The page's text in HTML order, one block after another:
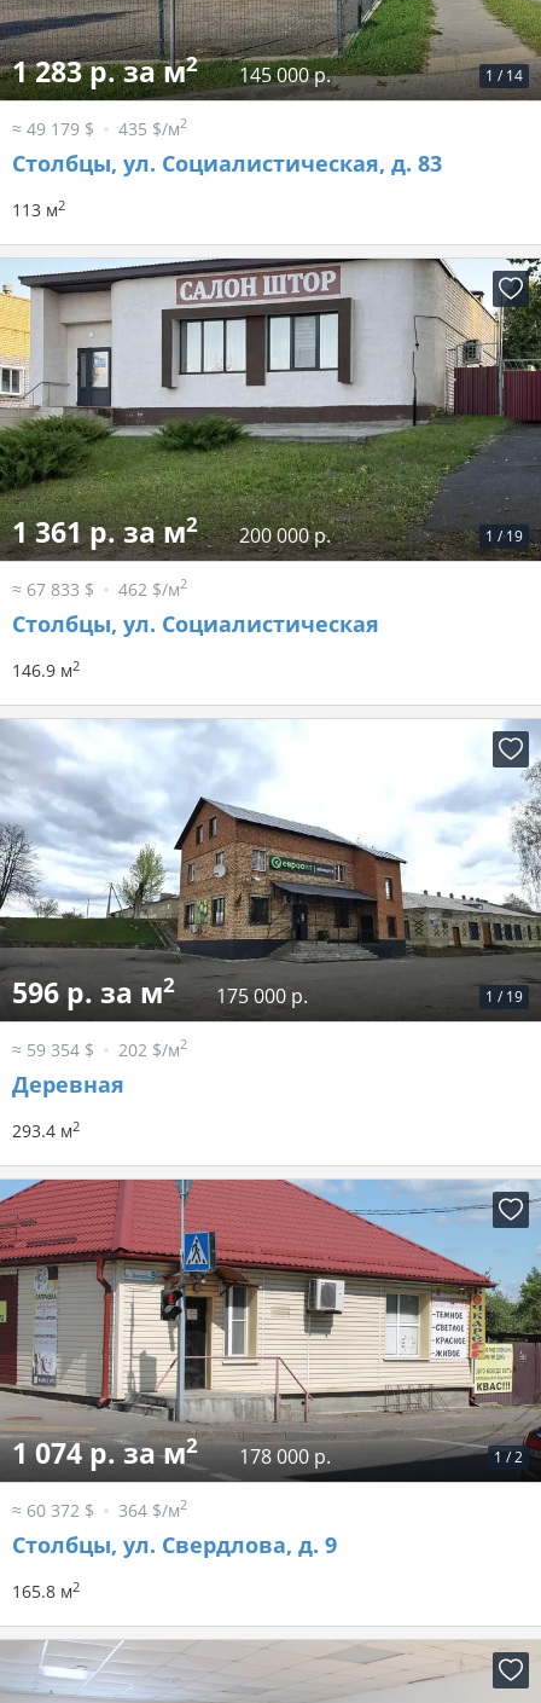
1 / 14
1 283 р. за м2 145 000 р.
≈ 49 179 $ 435 $/м2
Столбцы, ул. Социалистическая, д. 83
113 м2
1 / 19
1 361 р. за м2 200 000 р.
≈ 67 833 $ 462 $/м2
Столбцы, ул. Социалистическая
146.9 м2
1 / 19
596 р. за м2 175 000 р.
≈ 59 354 $ 202 $/м2
Деревная
293.4 м2
1 /2
1 074 р. за м2 178 000 р.
≈ 60 372 $ 364 $/м2
Столбцы, ул. Свердлова, д. 9
165.8 м2